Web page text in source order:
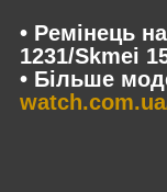
• Ремінець
1231/Skmei
• Більше